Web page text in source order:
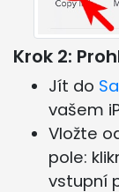
Krok 2:
Jít do
vašem
Vložte
pole:
vstupní